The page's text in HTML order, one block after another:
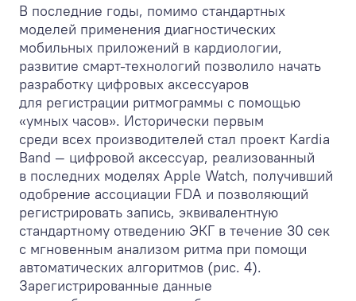
В последние годы, помимо стандартных
моделей применения диагностических
мобильных приложений в кардиологии,
развитие смарт-технологий позволило начать
разработку цифровых аксессуаров
для регистрации ритмограммы с помощью
«умных часов». Исторически первым
среди всех производителей стал проект Kardia
Band — цифровой аксессуар, реализованный
в последних моделях Apple Watch, получивший
одобрение ассоциации FDA и позволяющий
регистрировать запись, эквивалентную
стандартному отведению ЭКГ в течение 30 сек
с мгновенным анализом ритма при помощи
автоматических алгоритмов (рис. 4).
Зарегистрированные данные